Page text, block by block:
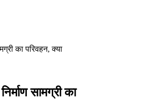
का परिवहन, क्या
सामग्री का